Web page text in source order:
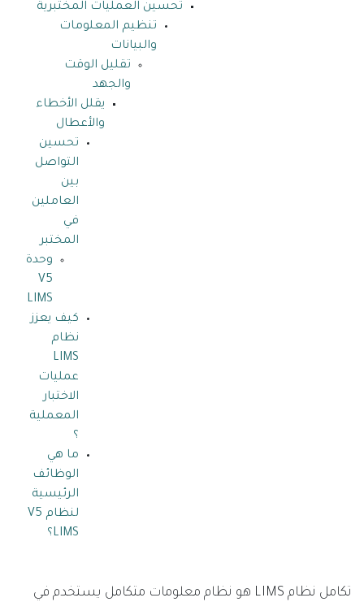
تحسين العمليات المختبرية
تنظيم المعلومات
والبيانات
تقليل الوقت
والجهد
يقلل الأخطاء
والأعطال
تحسين
التواصل
بين
العاملين
في
المختبر
وحدة
V5
LIMS
كيف يعزز
نظام
LIMS
عمليات
الاختبار
المعملية
؟
ما هي
الوظائف
الرئيسية
لنظام V5
LIMS؟
تكامل نظام LIMS هو نظام معلومات متكامل يستخدم في